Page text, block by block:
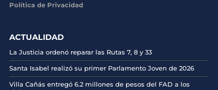
Política de Privacidad
ACTUALIDAD
La Justicia ordenó reparar las Rutas 7, 8 y 33
Santa Isabel realizó su primer Parlamento Joven de 2026
Villa Cañás entregó 6.2 millones de pesos del FAD a los